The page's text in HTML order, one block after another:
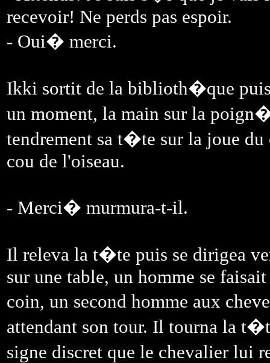
recevoir! Ne perds pas espoir.
- Oui� merci.
Ikki sortit de la biblioth�que puis
un moment, la main sur la
tendrement sa t�te sur la joue
cou de l'oiseau.
- Merci� murmura-t-il.
Il releva la t�te puis se dirigea
sur une table, un homme se
coin, un second homme aux
attendant son tour. Il tourna la
signe discret que le chevalier